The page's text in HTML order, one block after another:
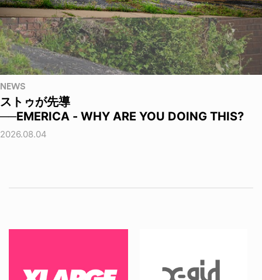
NEWS
ストゥが先導
──EMERICA - WHY ARE YOU DOING THIS?
2026.08.04